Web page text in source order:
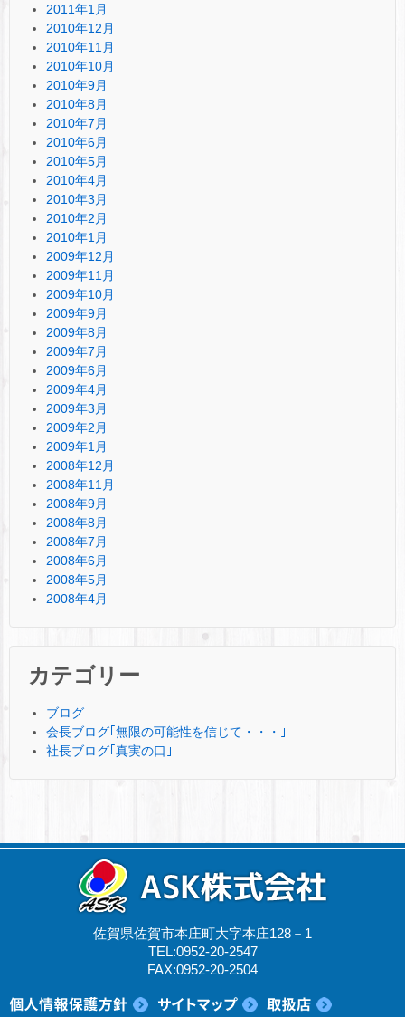
2011年1月
2010年12月
2010年11月
2010年10月
2010年9月
2010年8月
2010年7月
2010年6月
2010年5月
2010年4月
2010年3月
2010年2月
2010年1月
2009年12月
2009年11月
2009年10月
2009年9月
2009年8月
2009年7月
2009年6月
2009年4月
2009年3月
2009年2月
2009年1月
2008年12月
2008年11月
2008年9月
2008年8月
2008年7月
2008年6月
2008年5月
2008年4月
カテゴリー
ブログ
会長ブログ｢無限の可能性を信じて・・・｣
社長ブログ｢真実の口｣
佐賀県佐賀市本庄町大字本庄128－1
TEL:0952-20-2547
FAX:0952-20-2504